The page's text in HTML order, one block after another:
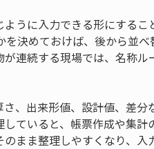
うに入力できる形にするこ
決めておけば、後から並
連続する現場では、名称
、出来形値、設計値、差分
ていると、帳票作成や集
まま整理しやすくなり、